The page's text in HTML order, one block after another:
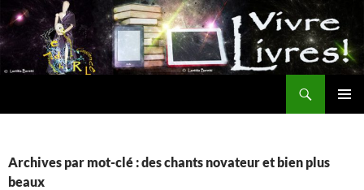
Aller
au
contenu
Archives par mot-clé : des chants novateur et bien plus
beaux